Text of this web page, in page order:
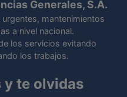
Generales, S.A.
mantenimientos
a nivel nacional.
los servicios evitando
los trabajos.
y te olvidas